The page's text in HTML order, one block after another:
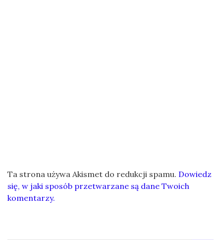
Ta strona używa Akismet do redukcji spamu. Dowiedz
się, w jaki sposób przetwarzane są dane Twoich
komentarzy.